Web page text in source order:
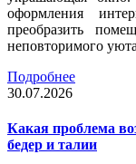
оформления
преобразить
неповторимого
Подробнее
30.07.2026
Какая проблема
бедер и талии